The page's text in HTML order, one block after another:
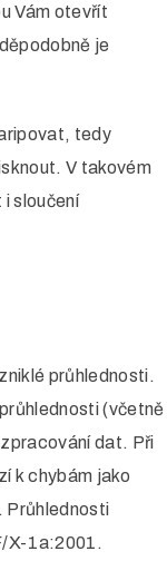
Vám otevřít
je
tedy
V takovém
i sloučení
průhlednosti.
(včetně
dat. Při
k chybám jako
Průhlednosti
X-1a:2001.